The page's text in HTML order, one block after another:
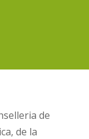
de
de la